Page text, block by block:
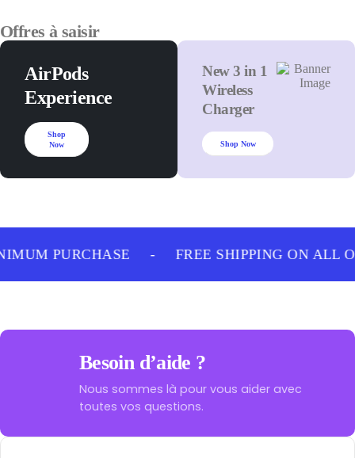
Offres à saisir
AirPods
Experience
Shop
Now
New 3 in 1
Wireless
Charger
Shop Now
PURCHASE - FREE SHIPPING ON ALL
Besoin d’aide ?
Nous sommes là pour vous aider avec
toutes vos questions.